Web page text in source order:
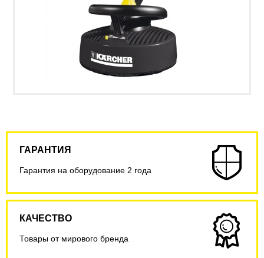
ГАРАНТИЯ
Гарантия на оборудование 2 года
КАЧЕСТВО
Товары от мирового бренда